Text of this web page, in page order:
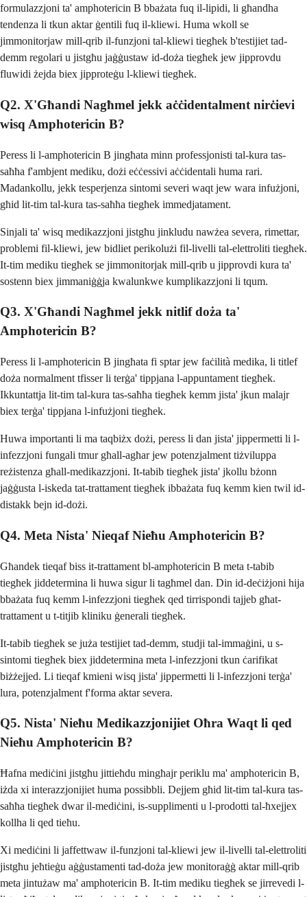
formulazzjoni ta' amphotericin B bbażata fuq il-lipidi, li għandha
tendenza li tkun aktar ġentili fuq il-kliewi. Huma wkoll se
jimmonitorjaw mill-qrib il-funzjoni tal-kliewi tiegħek b'testijiet tad-
demm regolari u jistgħu jaġġustaw id-doża tiegħek jew jipprovdu
fluwidi żejda biex jipproteġu l-kliewi tiegħek.
Q2. X'Għandi Nagħmel jekk aċċidentalment nirċievi
wisq Amphotericin B?
Peress li l-amphotericin B jingħata minn professjonisti tal-kura tas-
saħħa f'ambjent mediku, dożi eċċessivi aċċidentali huma rari.
Madankollu, jekk tesperjenza sintomi severi waqt jew wara infużjoni,
għid lit-tim tal-kura tas-saħħa tiegħek immedjatament.
Sinjali ta' wisq medikazzjoni jistgħu jinkludu nawżea severa, rimettar,
problemi fil-kliewi, jew bidliet perikolużi fil-livelli tal-elettroliti tiegħek.
It-tim mediku tiegħek se jimmonitorjak mill-qrib u jipprovdi kura ta'
sostenn biex jimmaniġġja kwalunkwe kumplikazzjoni li tqum.
Q3. X'Għandi Nagħmel jekk nitlif doża ta'
Amphotericin B?
Peress li l-amphotericin B jingħata fi sptar jew faċilità medika, li titlef
doża normalment tfisser li terġa' tippjana l-appuntament tiegħek.
Ikkuntattja lit-tim tal-kura tas-saħħa tiegħek kemm jista' jkun malajr
biex terġa' tippjana l-infużjoni tiegħek.
Huwa importanti li ma taqbiżx dożi, peress li dan jista' jippermetti li l-
infezzjoni fungali tmur għall-agħar jew potenzjalment tiżviluppa
reżistenza għall-medikazzjoni. It-tabib tiegħek jista' jkollu bżonn
jaġġusta l-iskeda tat-trattament tiegħek ibbażata fuq kemm kien twil id-
distakk bejn id-dożi.
Q4. Meta Nista' Nieqaf Nieħu Amphotericin B?
Għandek tieqaf biss it-trattament bl-amphotericin B meta t-tabib
tiegħek jiddetermina li huwa sigur li tagħmel dan. Din id-deċiżjoni hija
bbażata fuq kemm l-infezzjoni tiegħek qed tirrispondi tajjeb għat-
trattament u t-titjib kliniku ġenerali tiegħek.
It-tabib tiegħek se juża testijiet tad-demm, studji tal-immaġini, u s-
sintomi tiegħek biex jiddetermina meta l-infezzjoni tkun ċarifikat
biżżejjed. Li tieqaf kmieni wisq jista' jippermetti li l-infezzjoni terġa'
lura, potenzjalment f'forma aktar severa.
Q5. Nista' Nieħu Medikazzjonijiet Oħra Waqt li qed
Nieħu Amphotericin B?
Ħafna mediċini jistgħu jittieħdu mingħajr periklu ma' amphotericin B,
iżda xi interazzjonijiet huma possibbli. Dejjem għid lit-tim tal-kura tas-
saħħa tiegħek dwar il-mediċini, is-supplimenti u l-prodotti tal-ħxejjex
kollha li qed tieħu.
Xi mediċini li jaffettwaw il-funzjoni tal-kliewi jew il-livelli tal-elettroliti
jistgħu jeħtieġu aġġustamenti tad-doża jew monitoraġġ aktar mill-qrib
meta jintużaw ma' amphotericin B. It-tim mediku tiegħek se jirrevedi l-